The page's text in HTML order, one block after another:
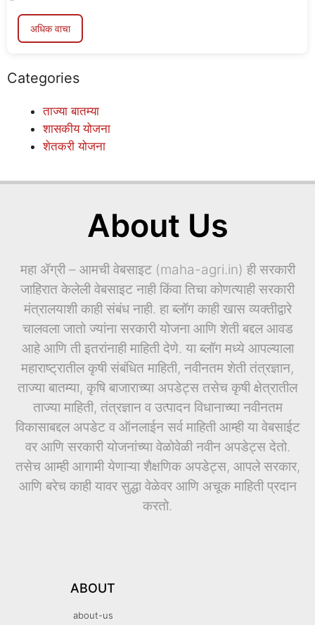
अधिक वाचा
Categories
ताज्या बातम्या
शासकीय योजना
शेतकरी योजना
About Us
महा ॲग्री – आमची वेबसाइट (maha-agri.in) ही सरकारी
जाहिरात केलेली वेबसाइट नाही किंवा तिचा कोणत्याही सरकारी
मंत्रालयाशी काही संबंध नाही. हा ब्लॉग काही खास व्यक्तीद्वारे
चालवला जातो ज्यांना सरकारी योजना आणि शेती बद्दल आवड
आहे आणि ती इतरांनाही माहिती देणे. या ब्लॉग मध्ये आपल्याला
महाराष्ट्रातील कृषी संबंधित माहिती, नवीनतम शेती तंत्रज्ञान,
ताज्या बातम्या, कृषि बाजाराच्या अपडेट्स तसेच कृषी क्षेत्रातील
ताज्या माहिती, तंत्रज्ञान व उत्पादन विधानाच्या नवीनतम
विकासाबद्दल अपडेट व ऑनलाईन सर्व माहिती आम्ही या वेबसाईट
वर आणि सरकारी योजनांच्या वेळोवेळी नवीन अपडेट्स देतो.
तसेच आम्ही आगामी येणाऱ्या शैक्षणिक अपडेट्स, आपले सरकार,
आणि बरेच काही यावर सुद्धा वेळेवर आणि अचूक माहिती प्रदान
करतो.
ABOUT
about-us